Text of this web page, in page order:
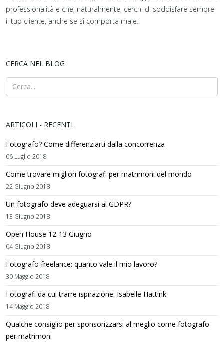
professionalità e che, naturalmente, cerchi di soddisfare sempre
il tuo cliente, anche se si comporta male.
CERCA NEL BLOG
ARTICOLI - RECENTI
Fotografo? Come differenziarti dalla concorrenza
06 Luglio 2018
Come trovare migliori fotografi per matrimoni del mondo
22 Giugno 2018
Un fotografo deve adeguarsi al GDPR?
13 Giugno 2018
Open House 12-13 Giugno
04 Giugno 2018
Fotografo freelance: quanto vale il mio lavoro?
30 Maggio 2018
Fotografi da cui trarre ispirazione: Isabelle Hattink
14 Maggio 2018
Qualche consiglio per sponsorizzarsi al meglio come fotografo
per matrimoni